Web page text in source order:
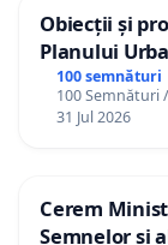
Obiecții și
Planului
100 semnături
100 Semnături
31 Jul 2026
Cerem
Semnelor și